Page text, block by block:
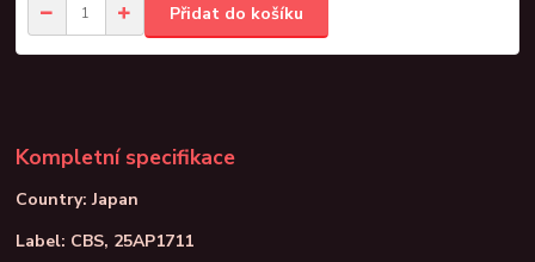
Přidat do košíku
Kompletní specifikace
Country: Japan
Label: CBS, 25AP1711